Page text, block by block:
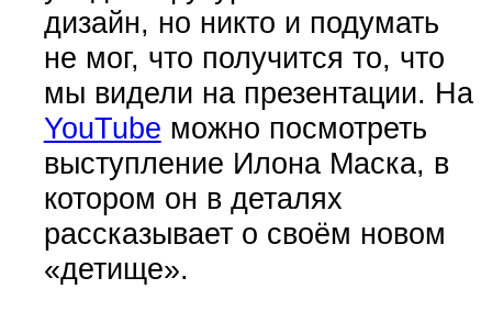
дизайн, но никто и подумать
не мог, что получится то, что
мы видели на презентации. На
YouTube можно посмотреть
выступление Илона Маска, в
котором он в деталях
рассказывает о своём новом
«детище».